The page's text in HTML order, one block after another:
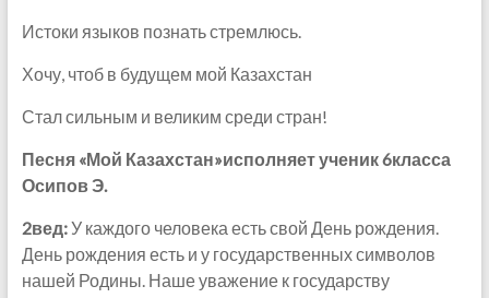
Истоки языков познать стремлюсь.
Хочу, чтоб в будущем мой Казахстан
Стал сильным и великим среди стран!
Песня «Мой Казахстан»исполняет ученик 6класса
Осипов Э.
2вед:У каждого человека есть свой День рождения.
День рождения есть и у государственных символов
нашей Родины. Наше уважение к государству